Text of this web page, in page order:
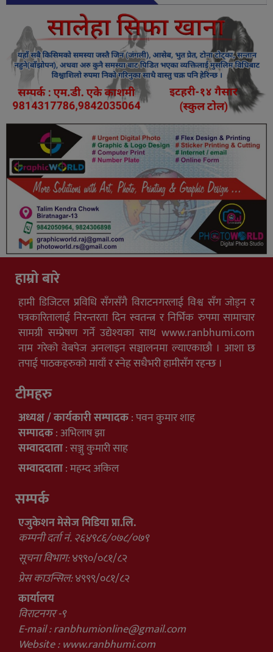
हाम्रो बारे
हामी डिजिटल प्रविधि सँगसँगै विराटनगरलाई विश्व सँग जोड्न र
पत्रकारितालाई निरन्तरता दिन स्वतन्त्र र निर्भिक रुपमा सामाचार
सामग्री सम्प्रेषण गर्ने उद्येश्यका साथ www.ranbhumi.com
नाम गरेको वेबपेज अनलाइन सञ्चालनमा ल्याएकाछौ । आशा छ
तपाई पाठकहरुको मायाँ र स्नेह सधैभरी हामीसँग रहन्छ ।
टीमहरु
अध्यक्ष / कार्यकारी सम्पादक: पवन कुमार शाह
सम्पादक: अभिलाष झा
सम्वाददाता: सञ्जु कुमारी साह
सम्वाददाता: महम्द अकिल
सम्पर्क
एजुकेशन मेसेज मिडिया प्रा.लि.
कम्पनी दर्ता नं. २६४९८६/०७८/०७९
सूचना विभाग:४९९०/०८१/८२
प्रेस काउन्सिल:४९९९/०८१/८२
कार्यालय
विराटनगर -९
E-mail :ranbhumionline@gmail.com
Website : www.ranbhumi.com